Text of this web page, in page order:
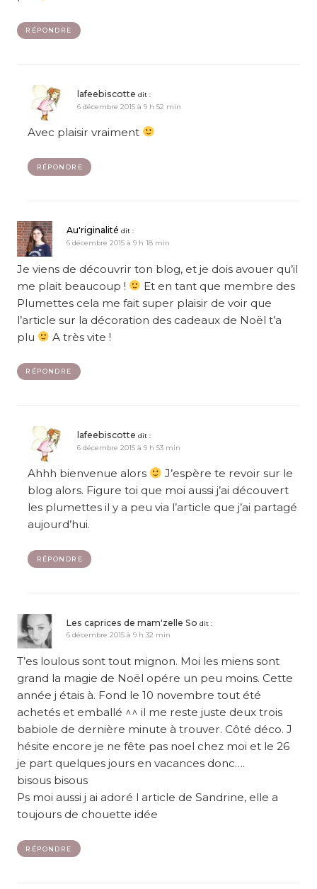
RÉPONDRE
lafeebiscotte dit :
6 décembre 2015 à 9 h 52 min
Avec plaisir vraiment
RÉPONDRE
Au'riginalité dit :
6 décembre 2015 à 9 h 18 min
Je viens de découvrir ton blog, et je dois avouer qu’il
me plait beaucoup !
Et en tant que membre des
Plumettes cela me fait super plaisir de voir que
l’article sur la décoration des cadeaux de Noël t’a
plu
A très vite !
RÉPONDRE
lafeebiscotte dit :
6 décembre 2015 à 9 h 53 min
Ahhh bienvenue alors
J’espère te revoir sur le
blog alors. Figure toi que moi aussi j’ai découvert
les plumettes il y a peu via l’article que j’ai partagé
aujourd’hui.
RÉPONDRE
Les caprices de mam'zelle So dit :
6 décembre 2015 à 9 h 32 min
T’es loulous sont tout mignon. Moi les miens sont
grand la magie de Noël opére un peu moins. Cette
année j étais à. Fond le 10 novembre tout été
achetés et emballé ^^ il me reste juste deux trois
babiole de dernière minute à trouver. Côté déco. J
hésite encore je ne fête pas noel chez moi et le 26
je part quelques jours en vacances donc….
bisous bisous
Ps moi aussi j ai adoré l article de Sandrine, elle a
toujours de chouette idée
RÉPONDRE